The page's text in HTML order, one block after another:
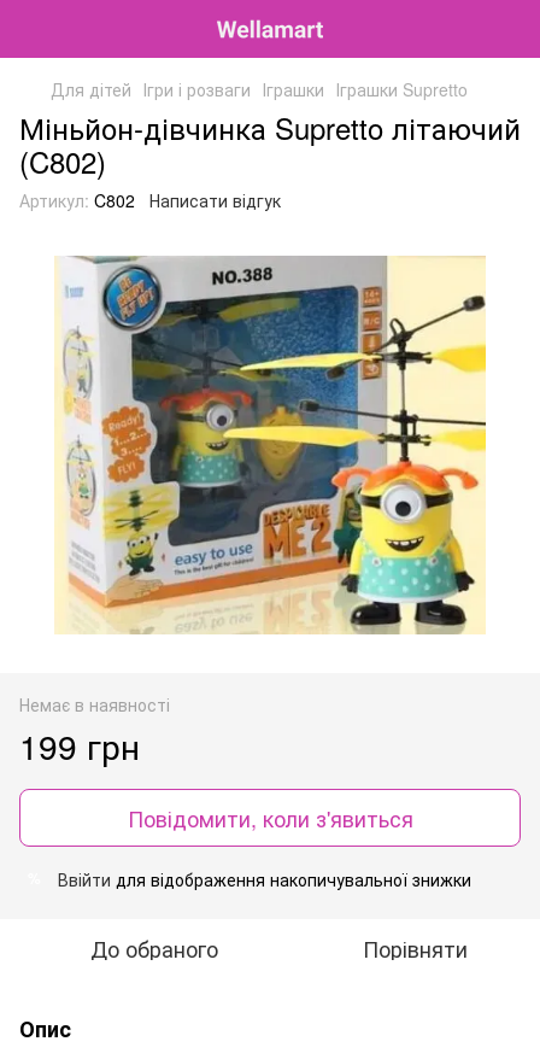
Для дітей Ігри і розваги Іграшки Іграшки Supretto
Міньйон-дівчинка Supretto літаючий
(C802)
Артикул: C802 Написати відгук
Немає в наявності
199 грн
Повідомити, коли з'явиться
Ввійти для відображення накопичувальної знижки
До обраного Порівняти
Опис